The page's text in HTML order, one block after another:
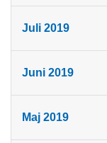
Juli 2019
Juni 2019
Maj 2019